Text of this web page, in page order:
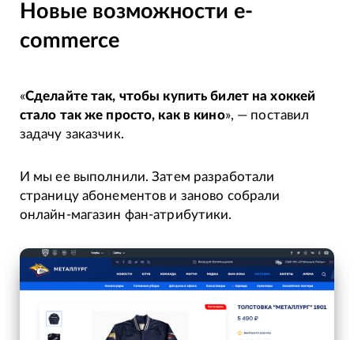
Новые возможности e-
commerce
«Сделайте так, чтобы купить билет на хоккей
стало так же просто, как в кино», — поставил
задачу заказчик.
И мы ее выполнили. Затем разработали
страницу абонементов и заново собрали
онлайн-магазин фан-атрибутики.